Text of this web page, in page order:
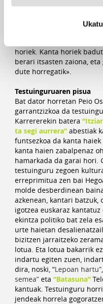
zailtasunak edukitzeak
horiek. Kanta horiek
berari itsasten zaiona,
dute horregatik».
Testuinguruaren pisua
Bat dator horretan Peio
garrantzizkoa da
Karrererekin batera “
ta segi aurrera” abestiak
funtsezkoa da kanta
kanta haien zabalpenaz
hamarkada da garai hori.
testuinguru zegoen
erreprimitua zen bai
molde desberdinean
azkenean, kantari batzuk,
igotzea euskaraz
ekintza politiko bat zela
urte haietan
bizitzen jarraitzeko
lotua. Eta lotua bakarrik
indartu egiten zuen,
dira, noski, “Lepoan hartu”
semea” eta “Batasuna”
kantuak. Testuinguru
jendeak horrela